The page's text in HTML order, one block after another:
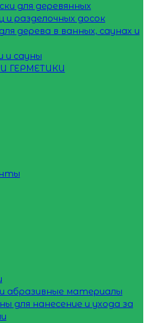
для деревянных
разделочных досок
дерева в ванных, саунах и
и сауны
ГЕРМЕТИКИ
абразивные материалы
для нанесение и ухода за